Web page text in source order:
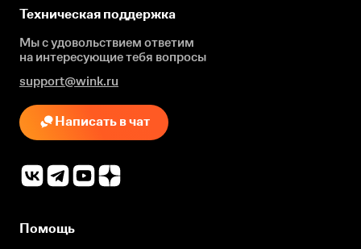
Техническая поддержка
Мы с удовольствием ответим
на интересующиетебя вопросы
support@wink.ru
Написать в чат
Помощь